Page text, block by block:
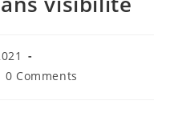
0 Comments